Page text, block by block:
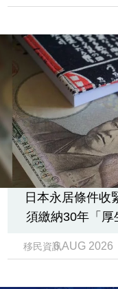
技
職
場
生
活
時
事
訂
日本永居條件收
須繳納30年「厚
移民資訊6 AUG 2026